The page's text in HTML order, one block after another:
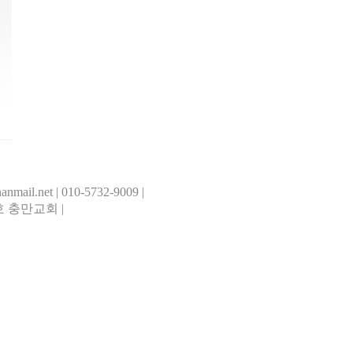
| 010-5732-9009 |
충만교회 |